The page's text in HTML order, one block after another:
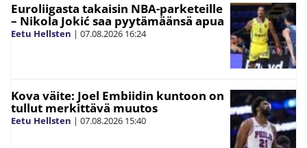
Euroliigasta takaisin NBA-parketeille
– Nikola Jokić saa pyytämäänsä apua
Eetu Hellsten | 07.08.2026 16:24
Kova väite: Joel Embiidin kuntoon on
tullut merkittävä muutos
Eetu Hellsten | 07.08.2026 15:40